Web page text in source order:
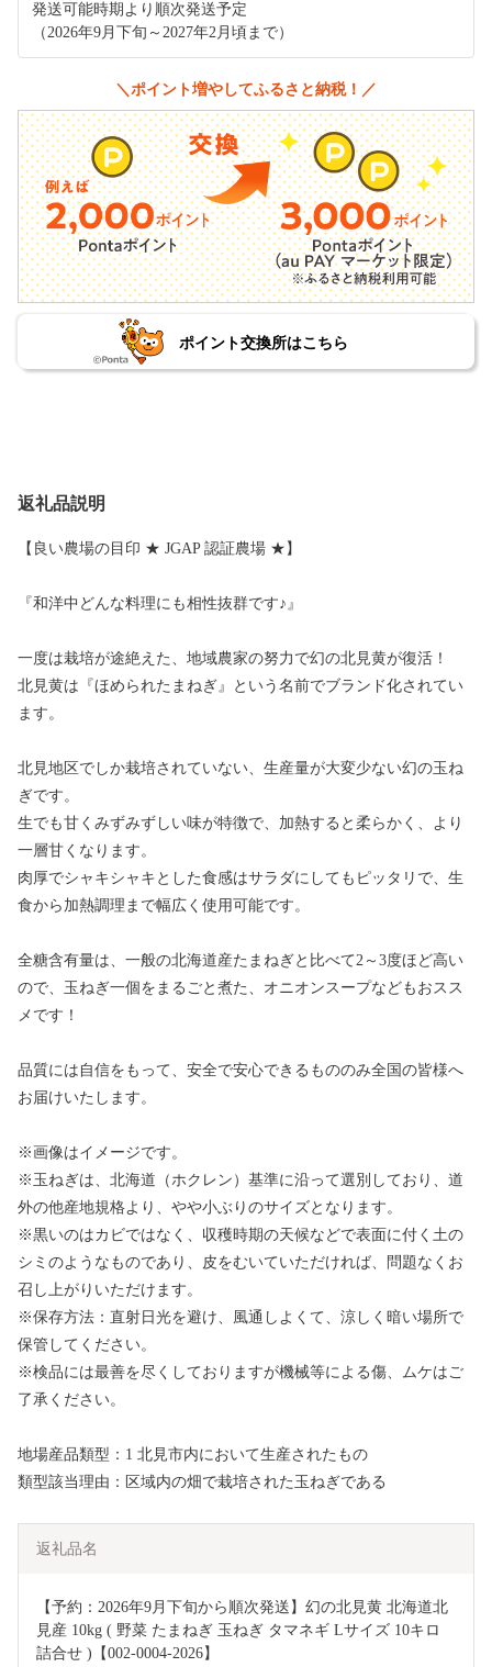
発送可能時期より順次発送予定
（2026年9月下旬～2027年2月頃まで）
＼ポイント増やしてふるさと納税！／
ポイント交換所はこちら
返礼品説明
【良い農場の目印 ★ JGAP 認証農場 ★】
『和洋中どんな料理にも相性抜群です♪』
一度は栽培が途絶えた、地域農家の努力で幻の北見黄が復活！
北見黄は『ほめられたまねぎ』という名前でブランド化されてい
ます。
北見地区でしか栽培されていない、生産量が大変少ない幻の玉ね
ぎです。
生でも甘くみずみずしい味が特徴で、加熱すると柔らかく、より
一層甘くなります。
肉厚でシャキシャキとした食感はサラダにしてもピッタリで、生
食から加熱調理まで幅広く使用可能です。
全糖含有量は、一般の北海道産たまねぎと比べて2～3度ほど高い
ので、玉ねぎ一個をまるごと煮た、オニオンスープなどもおスス
メです！
品質には自信をもって、安全で安心できるもののみ全国の皆様へ
お届けいたします。
※画像はイメージです。
※玉ねぎは、北海道（ホクレン）基準に沿って選別しており、道
外の他産地規格より、やや小ぶりのサイズとなります。
※黒いのはカビではなく、収穫時期の天候などで表面に付く土の
シミのようなものであり、皮をむいていただければ、問題なくお
召し上がりいただけます。
※保存方法：直射日光を避け、風通しよくて、涼しく暗い場所で
保管してください。
※検品には最善を尽くしておりますが機械等による傷、ムケはご
了承ください。
地場産品類型：1 北見市内において生産されたもの
類型該当理由：区域内の畑で栽培された玉ねぎである
返礼品名
【予約：2026年9月下旬から順次発送】幻の北見黄 北海道北
見産 10kg ( 野菜 たまねぎ 玉ねぎ タマネギ Lサイズ 10キロ
詰合せ )【002-0004-2026】